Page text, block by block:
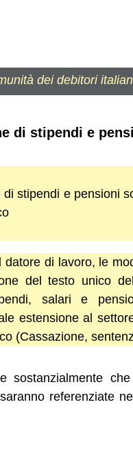
dei debitori
di stipendi e
stipendi e pensioni
di lavoro, le
del testo unico
salari e
estensione al
(Cassazione,
sostanzialmente
referenziate